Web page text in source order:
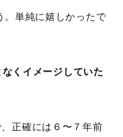
単純に嬉しかったで
くイメージしていた
正確には６〜７年前